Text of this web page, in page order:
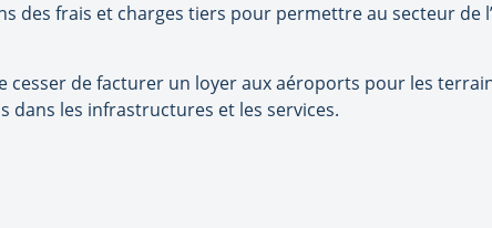
des frais et charges tiers pour permettre au secteur de
de facturer un loyer aux aéroports pour les
les infrastructures et les services.